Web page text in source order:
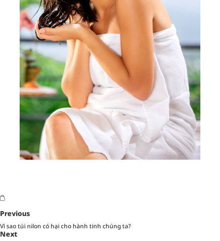
Previous
Vì sao túi nilon có hại cho hành tinh chúng ta?
Next